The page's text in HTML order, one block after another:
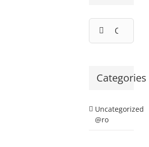
Categories
Uncategorized
@ro